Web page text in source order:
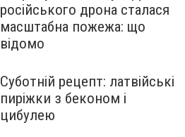
російського дрона сталася
масштабна пожежа: що
відомо
Суботній рецепт: латвійські
пиріжки з беконом і
цибулею